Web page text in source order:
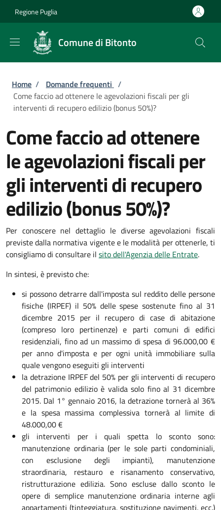
Regione Puglia
Comune di Bitonto
Briciole di pane
Home / Domande frequenti /
Come faccio ad ottenere le agevolazioni fiscali per gli
interventi di recupero edilizio (bonus 50%)?
Come faccio ad ottenere
le agevolazioni fiscali per
gli interventi di recupero
edilizio (bonus 50%)?
Per conoscere nel dettaglio le diverse agevolazioni fiscali
previste dalla normativa vigente e le modalità per ottenerle, ti
consigliamo di consultare il sito dell'Agenzia delle Entrate.
In sintesi, è previsto che:
si possono detrarre dall'imposta sul reddito delle persone
fisiche (IRPEF) il 50% delle spese sostenute fino al 31
dicembre 2015 per il recupero di case di abitazione
(compreso loro pertinenze) e parti comuni di edifici
residenziali, fino ad un massimo di spesa di 96.000,00 €
per anno d'imposta e per ogni unità immobiliare sulla
quale vengono eseguiti gli interventi
la detrazione IRPEF del 50% per gli interventi di recupero
del patrimonio edilizio è valida solo fino al 31 dicembre
2015. Dal 1° gennaio 2016, la detrazione tornerà al 36%
e la spesa massima complessiva tornerà al limite di
48.000,00 €
gli interventi per i quali spetta lo sconto sono:
manutenzione ordinaria (per le sole parti condominiali,
con esclusione degli impianti), manutenzione
straordinaria, restauro e risanamento conservativo,
ristrutturazione edilizia. Sono escluse dallo sconto le
opere di semplice manutenzione ordinaria interne agli
appartamenti (tinteggiatura, sostituzione pavimenti, ecc.)